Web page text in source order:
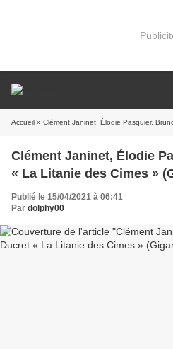
Accueil » Clément Janinet, Élodie Pasquier, Bruno
Clément Janinet, Élodie
« La Litanie des Cimes »
Publié le 15/04/2021 à 06:41
Par dolphy00